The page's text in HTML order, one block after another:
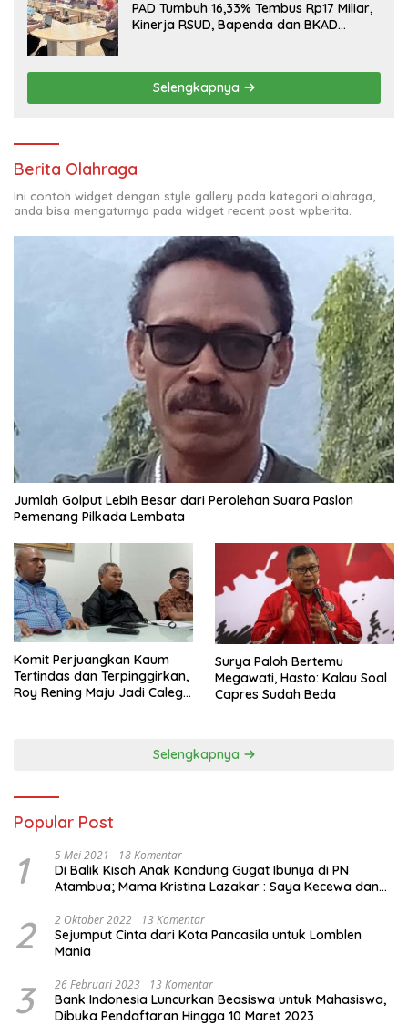
PAD Tumbuh 16,33% Tembus Rp17 Miliar,
Kinerja RSUD, Bapenda dan BKAD
Selengkapnya
Berita Olahraga
Ini contoh widget dengan style gallery pada kategori olahraga,
anda bisa mengaturnya pada widget recent post wpberita.
Jumlah Golput Lebih Besar dari Perolehan Suara Paslon
Pemenang Pilkada Lembata
Komit Perjuangkan Kaum
Tertindas dan Terpinggirkan,
Roy Rening Maju Jadi Caleg
Surya Paloh Bertemu
Megawati, Hasto: Kalau Soal
Capres Sudah Beda
Selengkapnya
Popular Post
1 5 Mei 2021 18 Komentar
Di Balik Kisah Anak Kandung Gugat Ibunya di PN
Atambua; Mama Kristina Lazakar : Saya Kecewa dan
2 2 Oktober 2022 13 Komentar
Sejumput Cinta dari Kota Pancasila untuk Lomblen
Mania
3 26 Februari 2023 13 Komentar
Bank Indonesia Luncurkan Beasiswa untuk Mahasiswa,
Dibuka Pendaftaran Hingga 10 Maret 2023